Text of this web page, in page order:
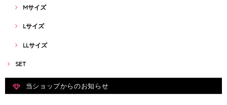
Mサイズ
Lサイズ
LLサイズ
SET
当ショップからのお知らせ